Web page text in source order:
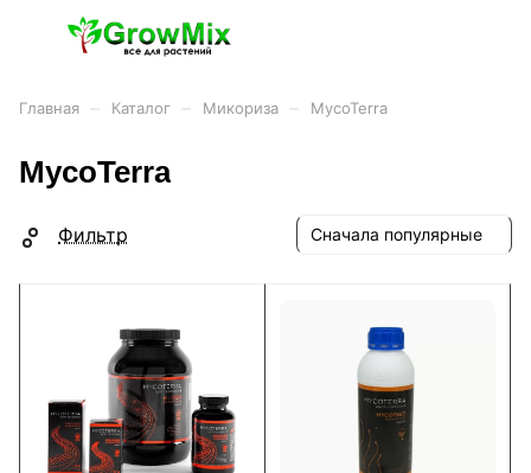
Главная Каталог Микориза MycoTerra
MycoTerra
Фильтр Сначала популярные